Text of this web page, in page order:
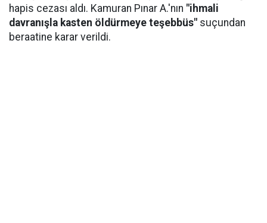
hapis cezası aldı. Kamuran Pınar A.'nın "ihmali
davranışla kasten öldürmeye teşebbüs" suçundan
beraatine karar verildi.